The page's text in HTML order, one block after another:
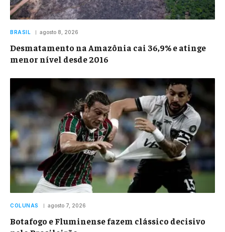
BRASIL agosto 8, 2026
Desmatamento na Amazônia cai 36,9% e atinge
menor nível desde 2016
COLUNAS agosto 7, 2026
Botafogo e Fluminense fazem clássico decisivo